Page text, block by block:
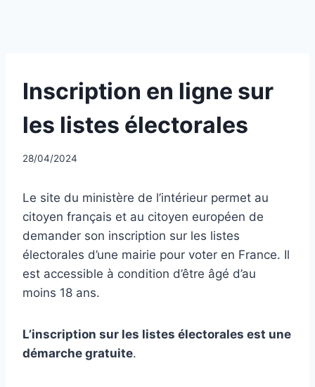
UNCATEGORIZED
Inscription en ligne sur
les listes électorales
Par
28/04/2024
Le site du ministère de l’intérieur permet au
citoyen français et au citoyen européen de
demander son inscription sur les listes
électorales d’une mairie pour voter en France. Il
est accessible à condition d’être âgé d’au
moins 18 ans.
L’inscription sur les listes électorales est une
démarche gratuite.